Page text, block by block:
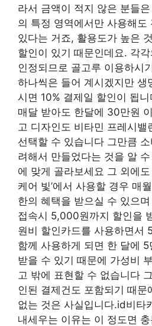
라서 금액이 적지 않은 분들
의 특정 영역에서만 사용해도
있다는 거죠, 활용도가 높은
할인이 있기 때문인데요. 각
인정되므로 골고루 이용하시
하나씩은 들어 계시겠지만 생
시면 10% 결제일 할인이 됩
매달 받아도 한달에 30만원
고 디자인도 비타민 프레시
선택할 수 있습니다 그만큼
려해서 만들었다는 것을 알
에 맞게 골라보세요 그 외에
케어 빛’에서 사용할 경우 매
한의 혜택을 받으실 수 있으
접속시 5,000원까지 할인을
원비 할인카드를 사용하면서
함께 사용하게 되면 한 달에
받을 수 있기 때문에 가성비
고 밖에 표현할 수 없습니다
인된 결제건도 포함되기 때문
없는 것은 사실입니다.id비타
내세우는 이유는 이 정도면